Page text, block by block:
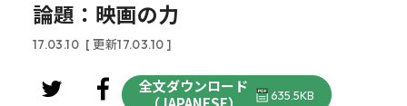
論題：映画の力
17.03.10 [ 更新17.03.10 ]
全文ダウンロード
635.5KB